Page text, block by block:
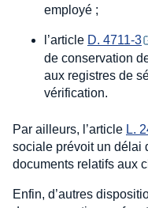
employé ;
l’article D. 4711-3
de conservation
aux registres de
vérification.
Par ailleurs, l’article L.
sociale prévoit un délai
documents relatifs aux
Enfin, d’autres